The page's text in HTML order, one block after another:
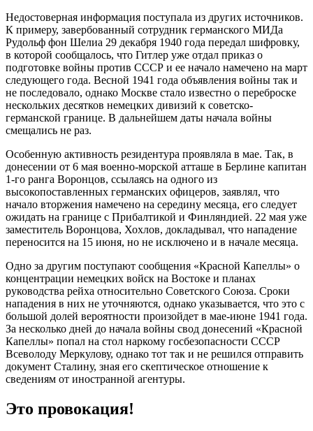
Недостоверная информация поступала из других источников.
К примеру, завербованный сотрудник германского МИДа
Рудольф фон Шелиа 29 декабря 1940 года передал шифровку,
в которой сообщалось, что Гитлер уже отдал приказ о
подготовке войны против СССР и ее начало намечено на март
следующего года. Весной 1941 года объявления войны так и
не последовало, однако Москве стало известно о переброске
нескольких десятков немецких дивизий к советско-
германской границе. В дальнейшем даты начала войны
смещались не раз.
Особенную активность резидентура проявляла в мае. Так, в
донесении от 6 мая военно-морской атташе в Берлине капитан
1-го ранга Воронцов, ссылаясь на одного из
высокопоставленных германских офицеров, заявлял, что
начало вторжения намечено на середину месяца, его следует
ожидать на границе с Прибалтикой и Финляндией. 22 мая уже
заместитель Воронцова, Хохлов, докладывал, что нападение
переносится на 15 июня, но не исключено и в начале месяца.
Одно за другим поступают сообщения «Красной Капеллы» о
концентрации немецких войск на Востоке и планах
руководства рейха относительно Советского Союза. Сроки
нападения в них не уточняются, однако указывается, что это с
большой долей вероятности произойдет в мае-июне 1941 года.
За несколько дней до начала войны свод донесений «Красной
Капеллы» попал на стол наркому госбезопасности СССР
Всеволоду Меркулову, однако тот так и не решился отправить
документ Сталину, зная его скептическое отношение к
сведениям от иностранной агентуры.
Это провокация!